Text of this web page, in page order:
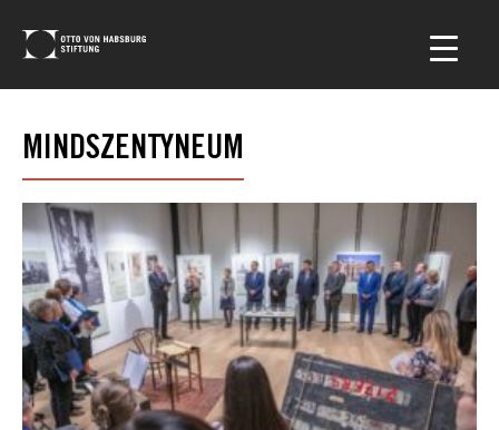
MINDSZENTYNEUM